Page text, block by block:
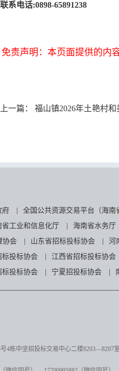
联系电话:0898-65891238
免责声明：本页面提供的内
上一篇： 福山镇2026年土艳村和
府
全国公共资源交易平台（海南
省工业和信息化厅
海南省水务厅
协会
山东省招标投标协会
河
标投标协会
江西省招标投标协会
标投标协会 宁夏招投标协会
4栋中坚招投标交易中心二楼8203—8207